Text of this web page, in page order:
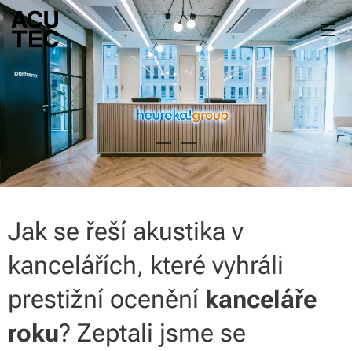
Jak se řeší akustika v
kancelářích, které vyhráli
prestižní ocenění kanceláře
roku? Zeptali jsme se